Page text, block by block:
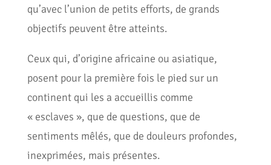
qu’avec l’union de petits efforts, de grands
objectifs peuvent être atteints.
Ceux qui, d’origine africaine ou asiatique,
posent pour la première fois le pied sur un
continent qui les a accueillis comme
« esclaves », que de questions, que de
sentiments mêlés, que de douleurs profondes,
inexprimées, mais présentes.